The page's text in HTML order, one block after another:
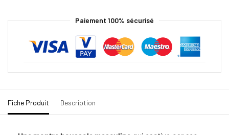
Paiement 100% sécurisé
Fiche Produit Description